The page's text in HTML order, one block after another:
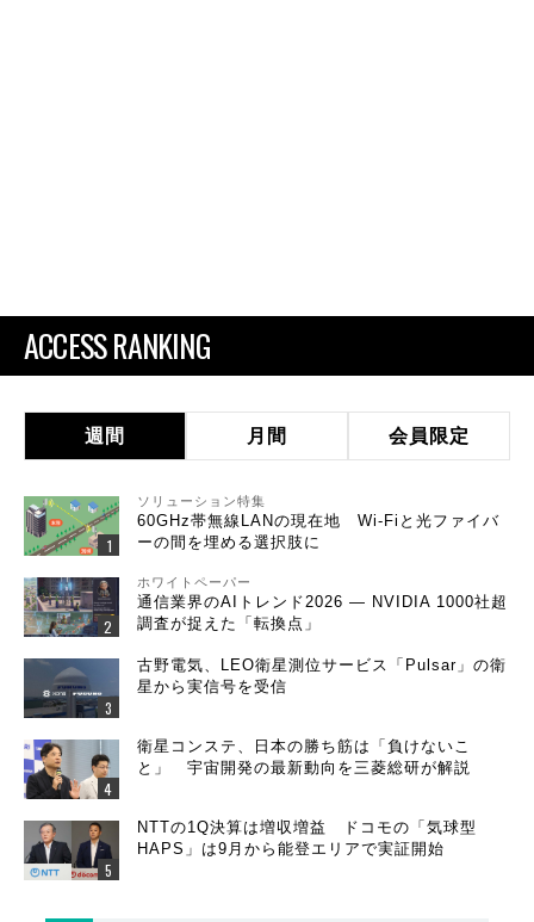
ACCESS RANKING
週間 月間 会員限定
ソリューション特集
60GHz帯無線LANの現在地 Wi-Fiと光ファイバ
ーの間を埋める選択肢に
ホワイトペーパー
通信業界のAIトレンド2026 ― NVIDIA 1000社超
調査が捉えた「転換点」
古野電気、LEO衛星測位サービス「Pulsar」の衛
星から実信号を受信
衛星コンステ、日本の勝ち筋は「負けないこ
と」 宇宙開発の最新動向を三菱総研が解説
NTTの1Q決算は増収増益 ドコモの「気球型
HAPS」は9月から能登エリアで実証開始